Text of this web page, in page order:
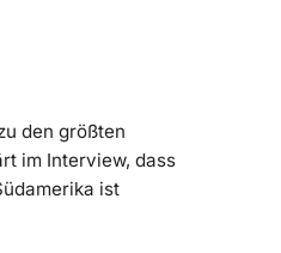
den größten
im Interview, dass
ist